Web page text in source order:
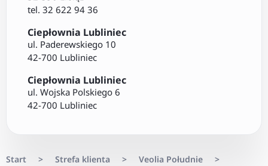
tel. 32 622 94 36
Ciepłownia Lubliniec
ul. Paderewskiego 10
42-700 Lubliniec
Ciepłownia Lubliniec
ul. Wojska Polskiego 6
42-700 Lubliniec
Start > Strefa klienta > Veolia Południe
>